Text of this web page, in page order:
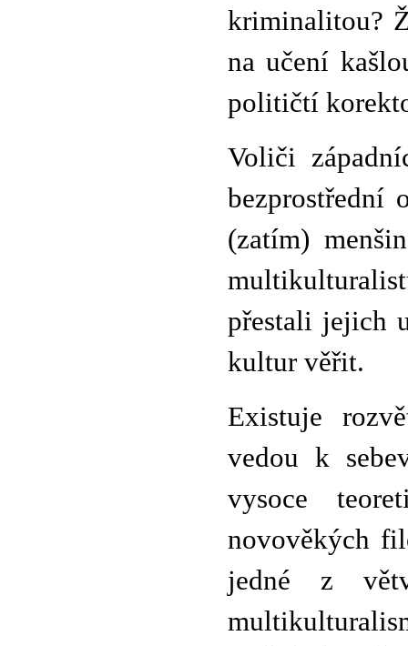
kriminalitou?
na učení
političtí
Voliči
bezprostřední
(zatím)
přestali jejich
kultur věřit.
Existuje
vedou k
vysoce
novověkých
jedné z